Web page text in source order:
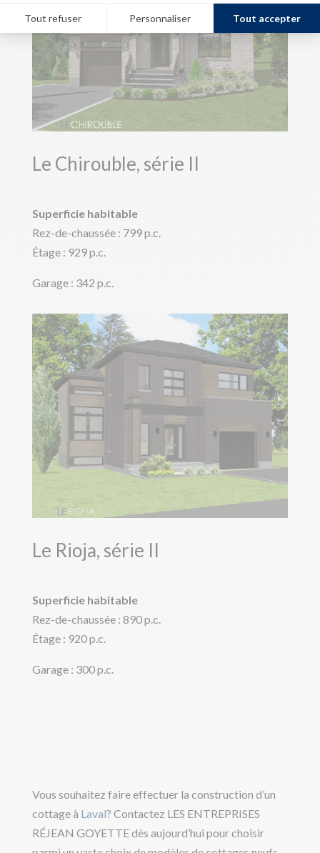
Le Chirouble, série II
Superficie habitable
Rez-de-chaussée : 799 p.c.
Étage : 929 p.c.
Garage : 342 p.c.
Le Rioja, série II
Superficie habitable
Rez-de-chaussée : 890 p.c.
Étage : 920 p.c.
Garage : 300 p.c.
Vous souhaitez faire effectuer la construction d’un
cottage à Laval? Contactez LES ENTREPRISES
RÉJEAN GOYETTE dès aujourd’hui pour choisir